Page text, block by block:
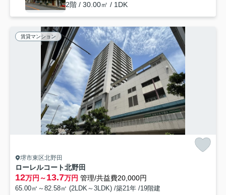
2階 / 30.00㎡ / 1DK
賃貸マンション
堺市東区北野田
ローレルコート北野田
12万円～13.7万円 管理/共益費20,000円
65.00㎡～82.58㎡ (2LDK～3LDK) /築21年 /19階建